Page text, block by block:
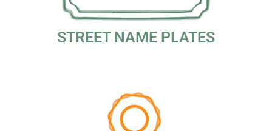
STREET NAME PLATES